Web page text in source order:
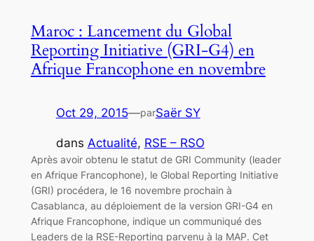
Maroc : Lancement du Global
Reporting Initiative (GRI-G4) en
Afrique Francophone en novembre
Oct 29, 2015—parSaër SY
dans Actualité, RSE – RSO
Après avoir obtenu le statut de GRI Community (leader
en Afrique Francophone), le Global Reporting Initiative
(GRI) procédera, le 16 novembre prochain à
Casablanca, au déploiement de la version GRI-G4 en
Afrique Francophone, indique un communiqué des
Leaders de la RSE-Reporting parvenu à la MAP. Cet